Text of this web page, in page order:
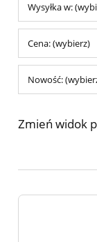
Wysyłka w:
Cena: (wybierz)
Nowość:
Zmień widok